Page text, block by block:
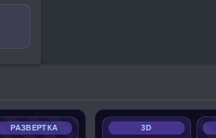
РАЗВЕРТКА 3D